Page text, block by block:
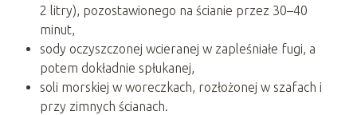
2 litry), pozostawionego na ścianie przez 30–40
minut,
sody oczyszczonej wcieranej w zapleśniałe fugi, a
potem dokładnie spłukanej,
soli morskiej w woreczkach, rozłożonej w szafach i
przy zimnych ścianach.